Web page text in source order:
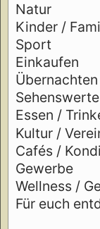
Natur
Kinder /
Sport
Einkaufen
Übernachten
Essen /
Kultur /
Cafés /
Gewerbe
Wellness /
Für euch